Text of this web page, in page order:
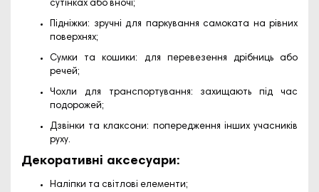
сутінках або вночі;
Підніжки: зручні для паркування самоката на рівних
поверхнях;
Сумки та кошики: для перевезення дрібниць або
речей;
Чохли для транспортування: захищають під час
подорожей;
Дзвінки та клаксони: попередження інших учасників
руху.
Декоративні аксесуари:
Наліпки та світлові елементи;